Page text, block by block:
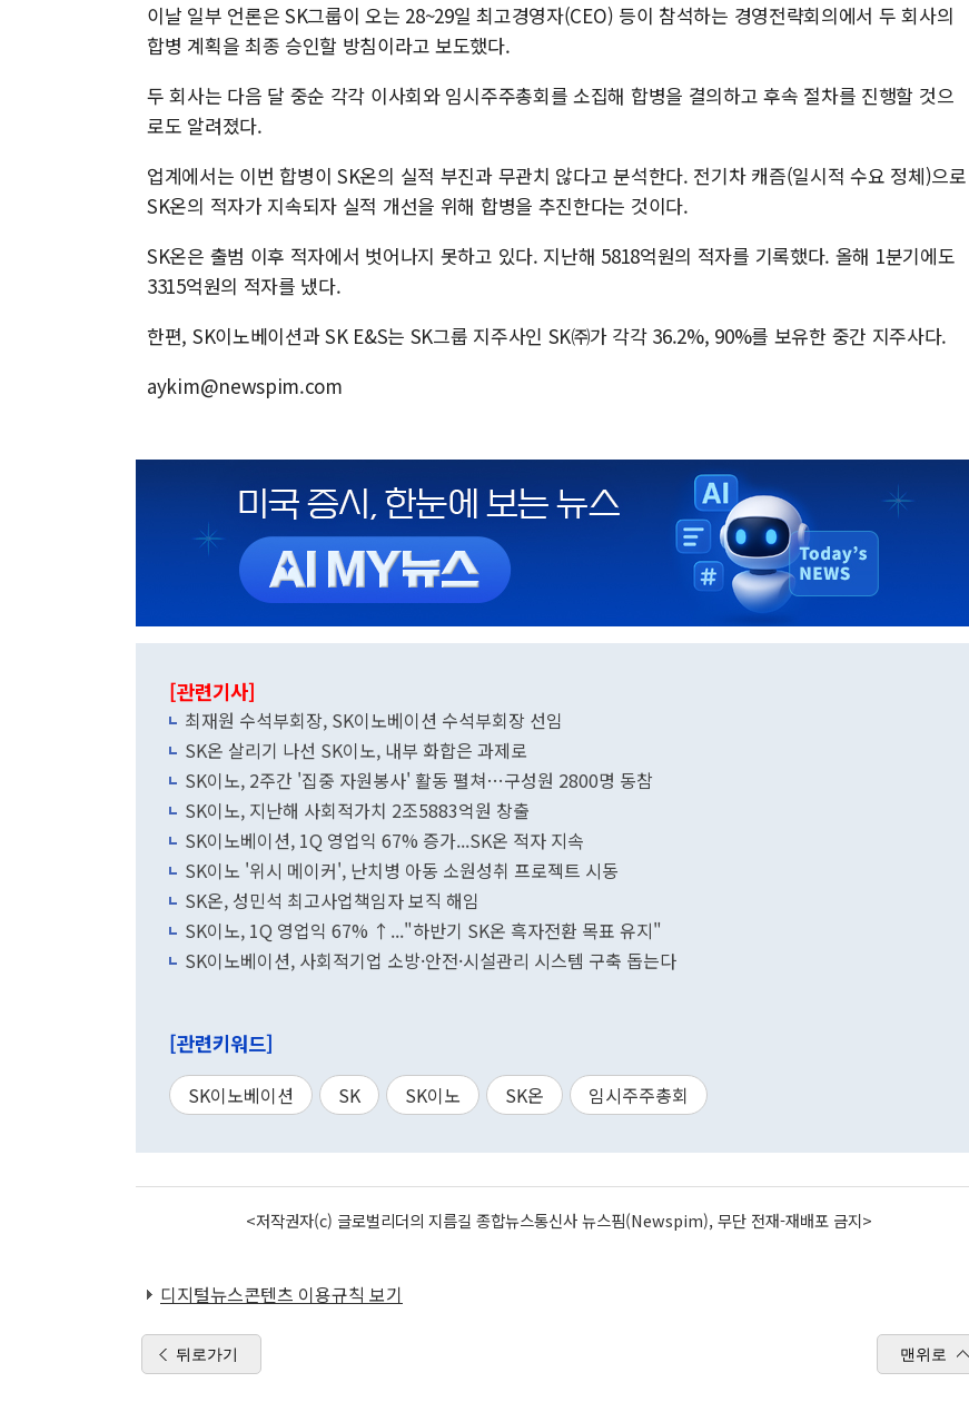
이날 일부 언론은 SK그룹이 오는 28~29일 최고경영자(CEO) 등이 참석하는 경영전략회의에서 두 회사의
합병 계획을 최종 승인할 방침이라고 보도했다.
두 회사는 다음 달 중순 각각 이사회와 임시주주총회를 소집해 합병을 결의하고 후속 절차를 진행할 것으
로도 알려졌다.
업계에서는 이번 합병이 SK온의 실적 부진과 무관치 않다고 분석한다. 전기차 캐즘(일시적 수요 정체)으로
SK온의 적자가 지속되자 실적 개선을 위해 합병을 추진한다는 것이다.
SK온은 출범 이후 적자에서 벗어나지 못하고 있다. 지난해 5818억원의 적자를 기록했다. 올해 1분기에도
3315억원의 적자를 냈다.
한편, SK이노베이션과 SK E&S는 SK그룹 지주사인 SK㈜가 각각 36.2%, 90%를 보유한 중간 지주사다.
aykim@newspim.com
[관련기사]
최재원 수석부회장, SK이노베이션 수석부회장 선임
SK온 살리기 나선 SK이노, 내부 화합은 과제로
SK이노, 2주간 '집중 자원봉사' 활동 펼쳐…구성원 2800명 동참
SK이노, 지난해 사회적가치 2조5883억원 창출
SK이노베이션, 1Q 영업익 67% 증가...SK온 적자 지속
SK이노 '위시 메이커', 난치병 아동 소원성취 프로젝트 시동
SK온, 성민석 최고사업책임자 보직 해임
SK이노, 1Q 영업익 67% ↑..."하반기 SK온 흑자전환 목표 유지"
SK이노베이션, 사회적기업 소방·안전·시설관리 시스템 구축 돕는다
[관련키워드]
SK이노베이션 SK SK이노 SK온 임시주주총회
<저작권자(c) 글로벌리더의 지름길 종합뉴스통신사 뉴스핌(Newspim), 무단 전재-재배포 금지>
디지털뉴스콘텐츠 이용규칙 보기
뒤로가기 맨위로